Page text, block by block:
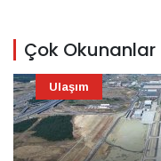
Çok Okunanlar
Ulaşım